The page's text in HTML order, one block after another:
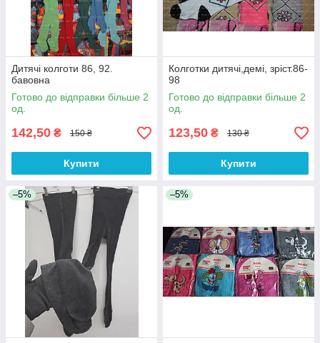
Дитячі колготи 86, 92.
бавовна
Готово до відправки більше 2
од.
142,50 ₴ 150 ₴
Купити
Колготки дитячі,демі, зріст.86-
98
Готово до відправки більше 2
од.
123,50 ₴ 130 ₴
Купити
–5% –5%